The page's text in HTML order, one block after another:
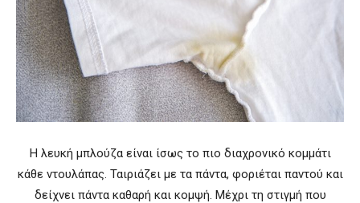
Η λευκή μπλούζα είναι ίσως το πιο διαχρονικό κομμάτι
κάθε ντουλάπας. Ταιριάζει με τα πάντα, φοριέται παντού και
δείχνει πάντα καθαρή και κομψή. Μέχρι τη στιγμή που